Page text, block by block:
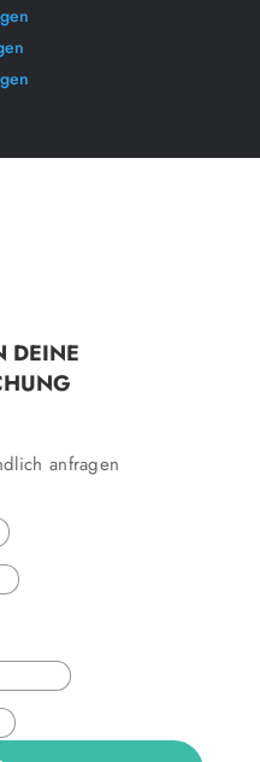
DEINE
anfragen